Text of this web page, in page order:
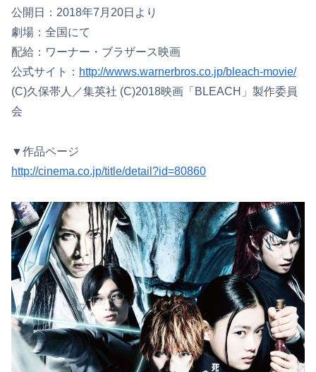
公開日：2018年7月20日より
劇場：全国にて
配給：ワーナー・ブラザース映画
公式サイト： http://wwws.warnerbros.co.jp/bleach-movie/
(C)久保帯人／集英社 (C)2018映画「BLEACH」製作委員
会
▼作品ページ
http://cinema.co.jp/title/detail?id=80860